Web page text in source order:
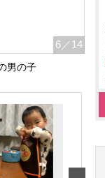
6 ／14
男の子